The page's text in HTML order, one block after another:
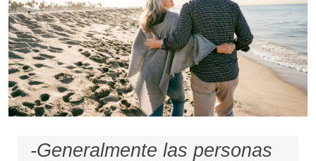
-Generalmente las personas